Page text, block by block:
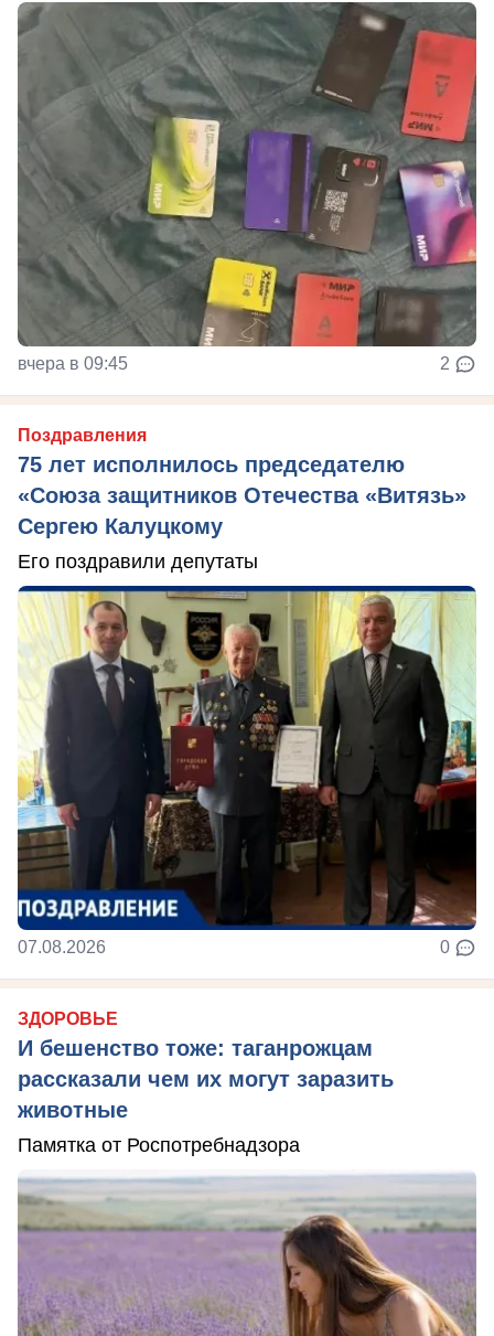
вчера в 09:45 2
Поздравления
75 лет исполнилось председателю
«Союза защитников Отечества «Витязь»
Сергею Калуцкому
Его поздравили депутаты
07.08.2026 0
ЗДОРОВЬЕ
И бешенство тоже: таганрожцам
рассказали чем их могут заразить
животные
Памятка от Роспотребнадзора